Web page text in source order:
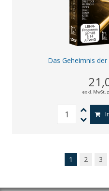
Das Geheimnis
exkl. MwSt,
1 2 3